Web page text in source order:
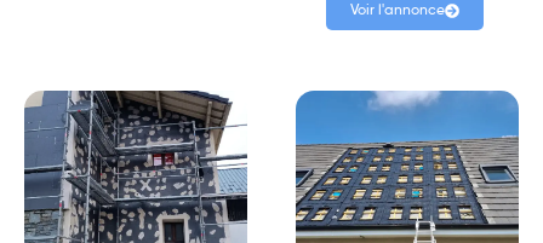
Voir l'annonce